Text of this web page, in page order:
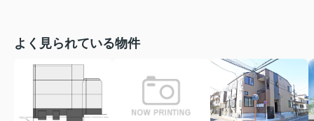
よく見られている物件